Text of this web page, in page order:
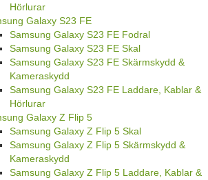
Hörlurar
Galaxy S23 FE
Samsung Galaxy S23 FE Fodral
Samsung Galaxy S23 FE Skal
Samsung Galaxy S23 FE Skärmskydd &
Kameraskydd
Samsung Galaxy S23 FE Laddare, Kablar &
Hörlurar
Galaxy Z Flip 5
Samsung Galaxy Z Flip 5 Skal
Samsung Galaxy Z Flip 5 Skärmskydd &
Kameraskydd
Samsung Galaxy Z Flip 5 Laddare, Kablar &